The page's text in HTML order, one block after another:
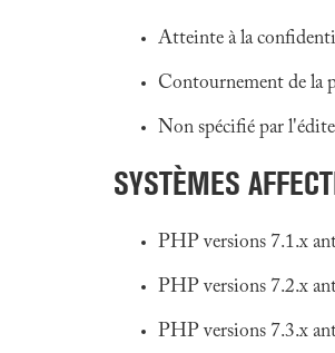
Atteinte à la
Contournement de la
Non spécifié par
SYSTÈMES
PHP versions 7.1.x
PHP versions 7.2.x
PHP versions 7.3.x